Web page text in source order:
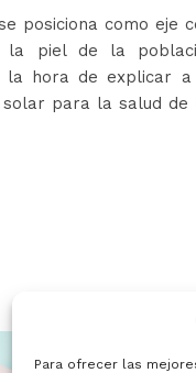
Para ofrecer las
posiciona como eje
la piel de la
la hora de explicar
para la salud